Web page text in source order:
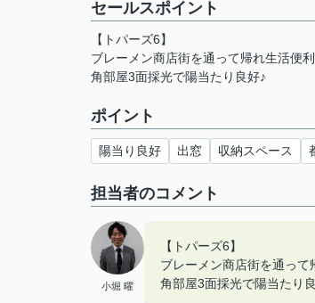
セールスポイント
【トパーズ6】
ブレーメン商店街を通って帰れ生活便
角部屋3面採光で陽当たり良好♪
ポイント
陽当り良好 出窓 収納スペース
担当者のコメント
小堀 曜
【トパーズ6】
ブレーメン商店街を通って
角部屋3面採光で陽当たり